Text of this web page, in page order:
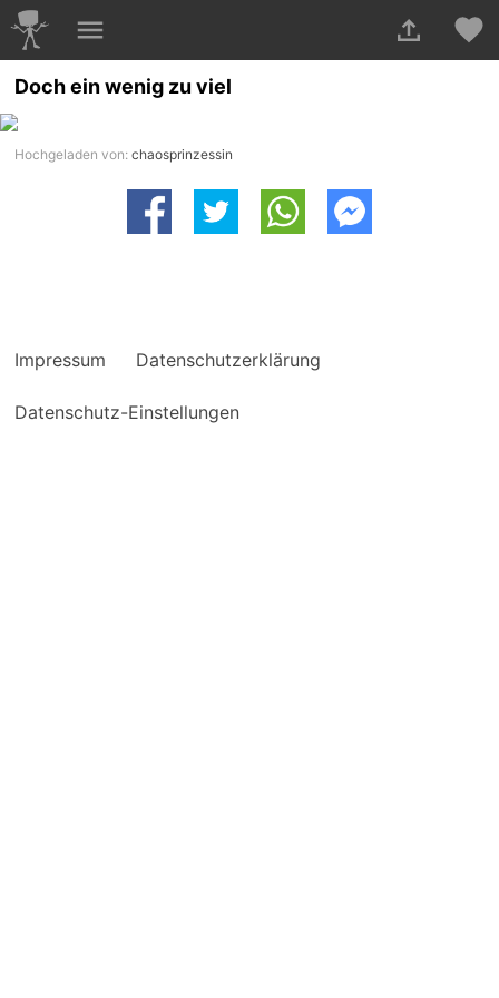
Doch ein wenig zu viel
Hochgeladen von:chaosprinzessin
Impressum Datenschutzerklärung
Datenschutz-Einstellungen